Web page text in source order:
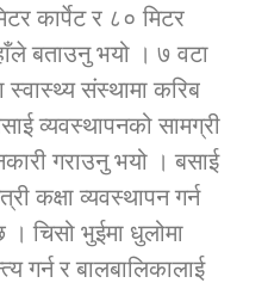
कार्पेट र ८० मिटर
बताउनु भयो । ७ वटा
स्वास्थ्य संस्थामा करिब
व्यवस्थापनको सामग्री
गराउनु भयो । बसाई
कक्षा व्यवस्थापन गर्न
चिसो भुईमा धुलोमा
गर्न र बालबालिकालाई